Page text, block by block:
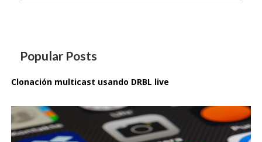
Popular Posts
Clonación multicast usando DRBL live